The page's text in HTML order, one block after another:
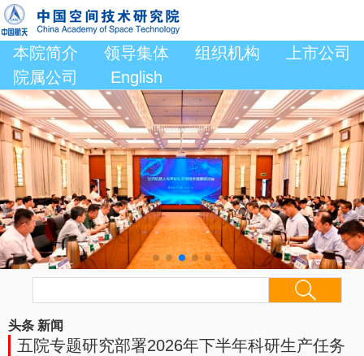
本院简介 领导集体 组织机构
上市公司
院属公司
English
头条 新闻
五院专题研究部署2026年下半年科研生产任务